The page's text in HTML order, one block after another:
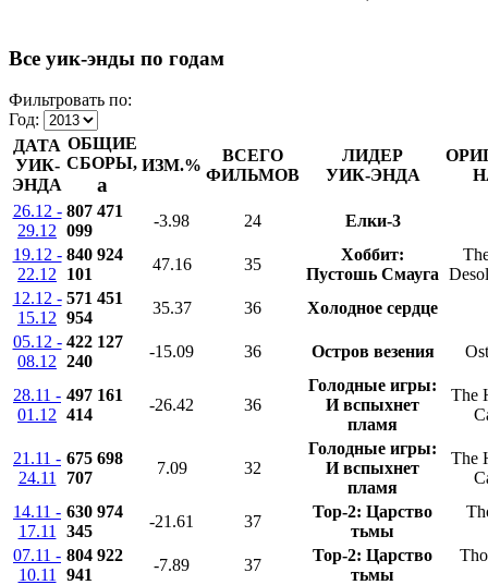
Все уик-энды по годам
Фильтровать по:
Год:
ДАТА
УИК-
ЭНДА
ОБЩИЕ
СБОРЫ,
a
ИЗМ.%
ВСЕГО
ФИЛЬМОВ
ЛИДЕР
УИК-ЭНДА
26.12 -
29.12
807 471
099
-3.98 24
Елки-3
19.12 -
22.12
840 924
101
47.16 35
Хоббит:
Пустошь Смауга
12.12 -
15.12
571 451
954
35.37 36
Холодное сердце
05.12 -
08.12
422 127
240
-15.09 36 Остров везения
28.11 -
01.12
497 161
414
-26.42 36
Голодные игры:
И вспыхнет
пламя
The
21.11 -
24.11
675 698
707
7.09 32
Голодные игры:
И вспыхнет
пламя
The
14.11 -
17.11
630 974
345
-21.61 37
Тор-2: Царство
тьмы
07.11 -
10.11
804 922
941
-7.89 37
Тор-2: Царство
тьмы